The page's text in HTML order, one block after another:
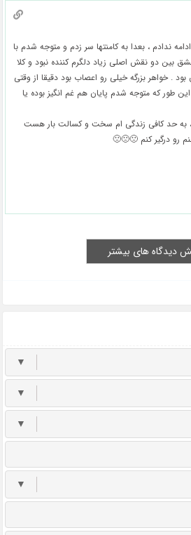
ندادم ، بعدا به کامنتها سر زدم و متوجه شدم با
بین دو نقش اصلی زیاد دلگرم کننده نبود و کلا
. خواهر بزرگه خیلی رو اعصاب بود دقیقا از وقتی
طور که متوجه شدم پایان هم غم انگیز بوده یا
به حد کافی زندگی ام سخت و کسالت بار هست
رو درگیر کنم 🙁🙁🙁
دیدگاه های بیشتر
▼
▼
▼
▼